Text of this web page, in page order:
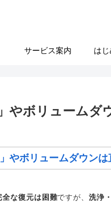
サービス案内 は
やボリュームダ
やボリュームダウン
全な復元は困難ですが、洗浄